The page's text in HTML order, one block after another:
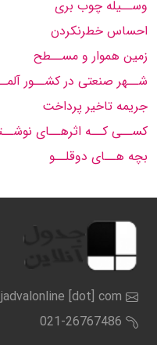
وســیله چوب بری
احساس خطرنکردن
زمین هموار و مســطح
شــهر صنعتی در کشــور
جریمه تاخیر پرداخت
کســی کــه اثرهــای
بچه هــای دوقلــو
[dot] com
021-26767486